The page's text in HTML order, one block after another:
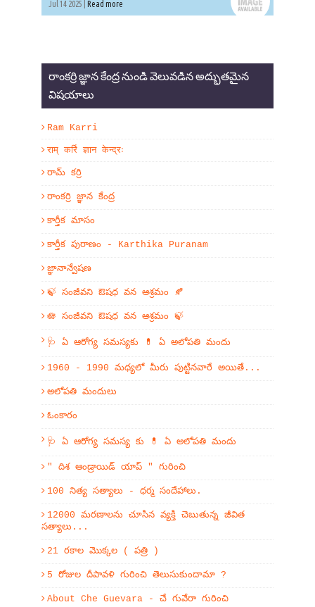
Jul 14 2025 | Read more
రాంకర్రి జ్ఞాన కేంద్ర నుండి వెలువడిన అద్భుతమైన
విషయాలు
Ram Karri
राम् कर्रि ज्ञान केन्द्रः
రామ్ కర్రి
రాంకర్రి జ్ఞాన కేంద్ర
కార్తీక మాసం
కార్తీక పురాణం - Karthika Puranam
జ్ఞానాన్వేషణ
🍃 సంజీవని ఔషధ వన ఆశ్రమం 🍂
🪷 సంజీవని ఔషధ వన ఆశ్రమం 🍃
🩺 ఏ ఆరోగ్య సమస్యకు 💊 ఏ అలోపతి మందు
1960 - 1990 మధ్యలో మీరు పుట్టినవారే అయితే...
అలోపతి మందులు
ఓంకారం
🩺 ఏ ఆరోగ్య సమస్య కు 💊 ఏ అలోపతి మందు
" దిశ ఆండ్రాయిడ్ యాప్ " గురించి
100 నిత్య సత్యాలు - ధర్మ సందేహాలు.
12000 మరణాలను చూసిన వ్యక్తి చెబుతున్న జీవిత
సత్యాలు...
21 రకాల మొక్కల ( పత్రి )
5 రోజుల దీపావళి గురించి తెలుసుకుందామా ?
About Che Guevara - చే గువేరా గురించి